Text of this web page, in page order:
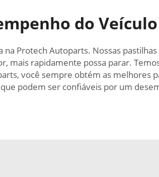
do
na Protech Autoparts. Nossas
mais rapidamente possa parar.
você sempre obtém as
podem ser confiáveis por um